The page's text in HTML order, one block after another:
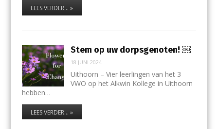
LEES VERDER... »
Stem op uw dorpsgenoten! ￼
18 JUNI 2024
Uithoorn – Vier leerlingen van het 3
VWO op het Alkwin Kollege in Uithoorn
hebben…
LEES VERDER... »